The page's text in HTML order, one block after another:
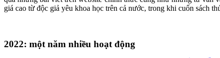
giá cao từ độc giả yêu khoa học trên cả nước, trong khi cuốn sách
2022: một năm nhiều hoạt động